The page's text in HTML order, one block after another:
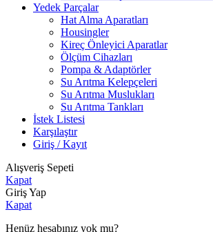
Yedek Parçalar
Hat Alma Aparatları
Housingler
Kireç Önleyici Aparatlar
Ölçüm Cihazları
Pompa & Adaptörler
Su Arıtma Kelepçeleri
Su Arıtma Muslukları
Su Arıtma Tankları
İstek Listesi
Karşılaştır
Giriş / Kayıt
Alışveriş Sepeti
Kapat
Giriş Yap
Kapat
Henüz hesabınız yok mu?